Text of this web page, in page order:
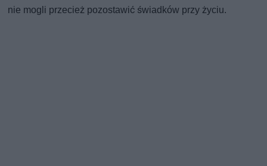
nie mogli przecież pozostawić świadków przy życiu.